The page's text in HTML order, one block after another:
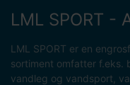
LML SPORT -
LML SPORT er en
sortiment omfatter f.eks.
vandleg og vandsport,